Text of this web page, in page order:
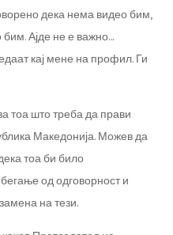
дека нема видео бим,
Ајде не е важно…
кај мене на профил. Ги
тоа што треба да прави
Македонија. Можев да
тоа би било
од одговорност и
на тези.